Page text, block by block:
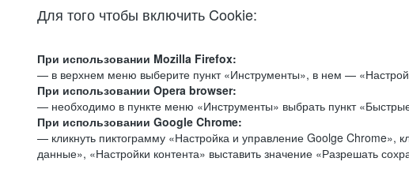
Для того чтобы включить Cookie:
При использовании Mozilla Firefox:
— в верхнем меню выберите пункт «Инструменты», в нем —
При использовании Opera browser:
— необходимо в пункте меню «Инструменты» выбрать пункт
При использовании Google Chrome:
— кликнуть пиктограмму «Настройка и управление Goolge Chrome»,
данные», «Настройки контента» выставить значение «Разрешать